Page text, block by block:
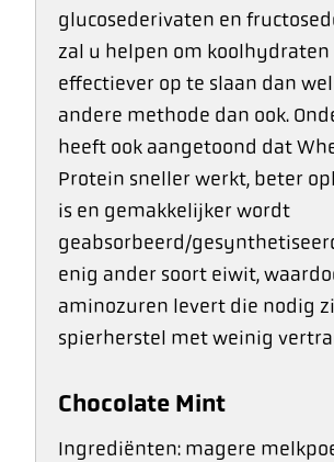
glucosederivaten en
zal u helpen om koolhydraten
effectiever op te slaan dan
andere methode dan ook.
heeft ook aangetoond dat
Protein sneller werkt, beter
is en gemakkelijker wordt
geabsorbeerd/
enig ander soort eiwit,
aminozuren levert die nodig
spierherstel met weinig
Chocolate Mint
Ingrediënten: magere